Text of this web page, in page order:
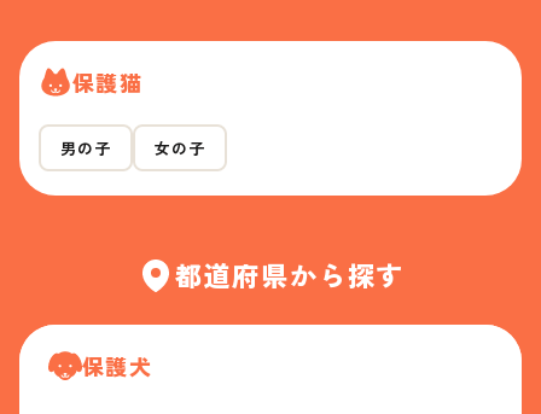
保護猫
男の子 女の子
都道府県から探す
保護犬